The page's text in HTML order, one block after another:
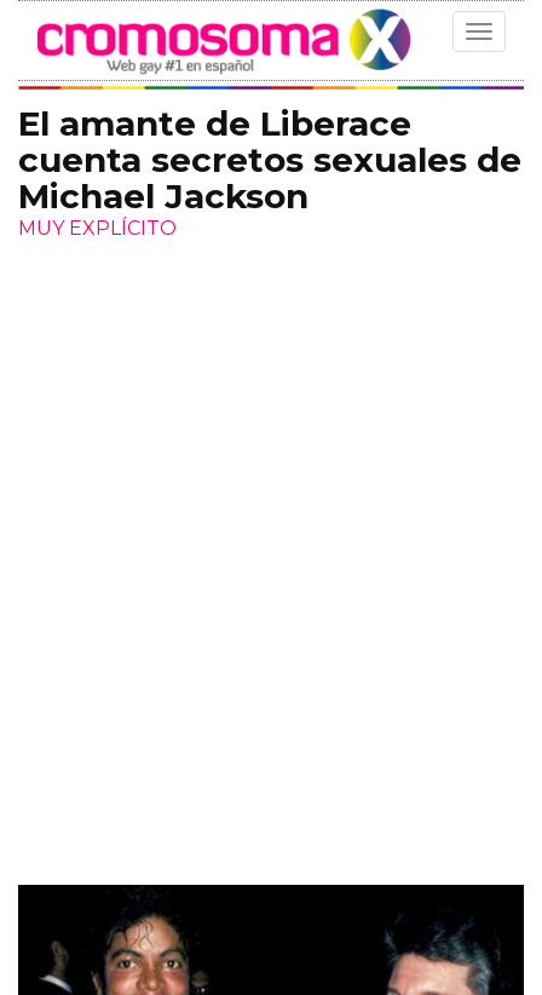
Toggle
El amante de Liberace
cuenta secretos sexuales de
Michael Jackson
MUY EXPLÍCITO